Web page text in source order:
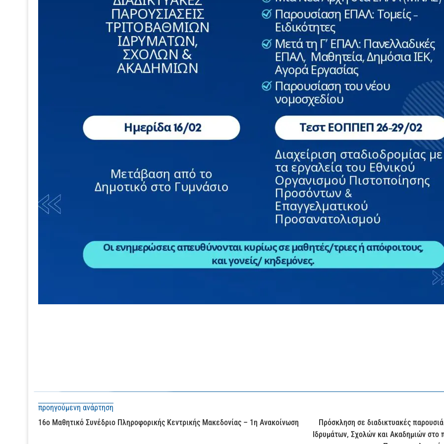
προηγούμενη ανάρτηση
16ο Μαθητικό Συνέδριο Πληροφορικής Κεντρικής Μακεδονίας – 1η Ανακοίνωση
Πρόσκληση σε διαδικτυακές
Ιδρυμάτων, Σχολών και Ακαδημιών στο